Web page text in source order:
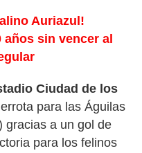
Auriazul!
sin vencer al
Ciudad de los
para las Águilas
gracias a un gol de
para los felinos